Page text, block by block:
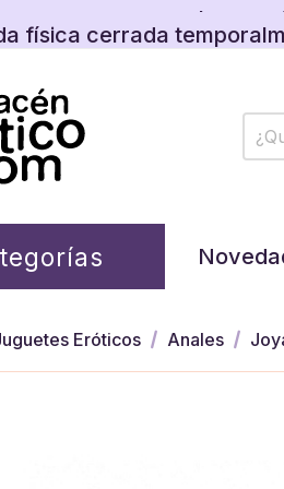
física cerrada
Descubre las promos
Eróticos Anales